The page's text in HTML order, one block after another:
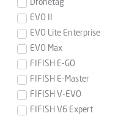
Dronetag
EVO II
EVO Lite Enterprise
EVO Max
FIFISH E-GO
FIFISH E-Master
FIFISH V-EVO
FIFISH V6 Expert